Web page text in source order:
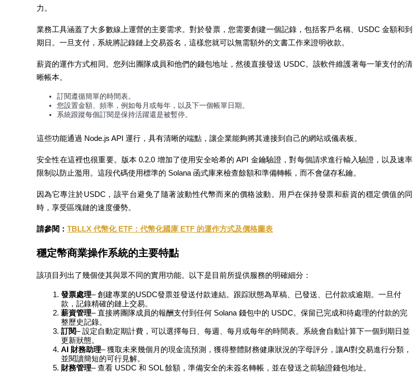
合約指南
合約功能使用指南
力。
業務工具涵蓋了大多數線上運營的主要需求。對於發票，您需要創建一個記錄，包括客戶名稱、USDC 金額和到
期日。一旦支付，系統將記錄鏈上交易簽名，這樣您就可以無需額外的文書工作來證明收款。
薪資的運作方式相同。您列出團隊成員和他們的錢包地址，然後直接發送 USDC。該軟件維護著每一筆支付的清
晰帳本。
訂閱遵循簡單的時間表。
您設置金額、頻率，例如每月或每年，以及下一個帳單日期。
系統跟蹤每個訂閱是保持活躍還是被暫停。
這些功能通過 Node.js API 運行，具有清晰的端點，讓企業能夠將其連接到自己的網站或儀表板。
安全性在這裡也很重要。版本 0.2.0 增加了使用安全哈希的 API 金鑰驗證，對每個請求進行輸入驗證，以及速率
限制以防止濫用。這段代碼使用標準的 Solana 函式庫來檢查餘額和準備轉帳，而不會儲存私鑰。
因為它專注於USDC，該平台避免了隨著波動性代幣而來的價格波動。用戶在保持發票和薪資的穩定價值的同
時，享受區塊鏈的速度優勢。
請參閱： TBLLX 代幣化 ETF：代幣化國庫 ETF 的運作方式及價格圖表
穩定幣商業操作系統的主要特點
該項目列出了幾個使其與眾不同的實用功能。以下是目前所提供服務的明確細分：
發票處理– 創建專業的USDC發票並發送付款連結。跟踪狀態為草稿、已發送、已付款或逾期。一旦付
款，記錄精確的鏈上交易。
薪資管理– 直接將團隊成員的報酬支付到任何 Solana 錢包中的 USDC。保留已完成和待處理的付款的完
整歷史記錄。
訂閱– 設定自動定期計費，可以選擇每日、每週、每月或每年的時間表。系統會自動計算下一個到期日並
更新狀態。
AI 財務助理– 獲取未來幾個月的現金流預測，獲得整體財務健康狀況的字母評分，讓AI對交易進行分類，
並閱讀簡短的可行見解。
財務管理– 查看 USDC 和 SOL 餘額，準備安全的未簽名轉帳，並在發送之前驗證錢包地址。